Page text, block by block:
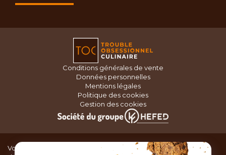
Conditions générales de vente
Données personnelles
Mentions légales
Politique des cookies
Gestion des cookies
Vous recherchez du matériel de cuisine pour concocter de